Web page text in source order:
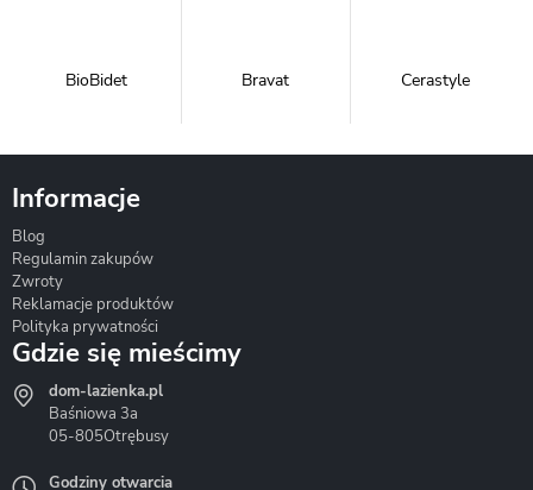
BioBidet Bravat Cerastyle
Hydrostop
Informacje
Blog
Regulamin zakupów
Zwroty
Reklamacje produktów
Polityka prywatności
Gdzie się mieścimy
dom-lazienka.pl
Baśniowa 3a
05-805Otrębusy
Godziny otwarcia